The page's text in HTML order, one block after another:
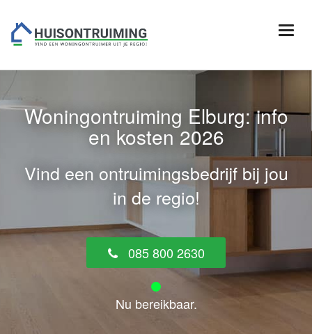
Woningontruiming Elburg: info
en kosten 2026
Vind een ontruimingsbedrijf bij jou
in de regio!
085 800 2630
Nu bereikbaar.